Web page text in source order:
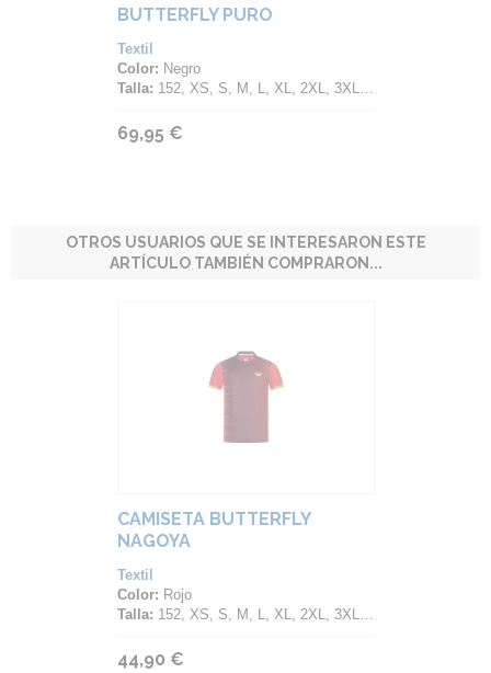
BUTTERFLY PURO
Textil
Color: Negro
Talla: 152, XS, S, M, L, XL, 2XL, 3XL, 4XL
69,95 €
OTROS USUARIOS QUE SE INTERESARON ESTE
ARTÍCULO TAMBIÉN COMPRARON...
CAMISETA BUTTERFLY
NAGOYA
Textil
Color: Rojo
Talla: 152, XS, S, M, L, XL, 2XL, 3XL, 4XL
44,90 €